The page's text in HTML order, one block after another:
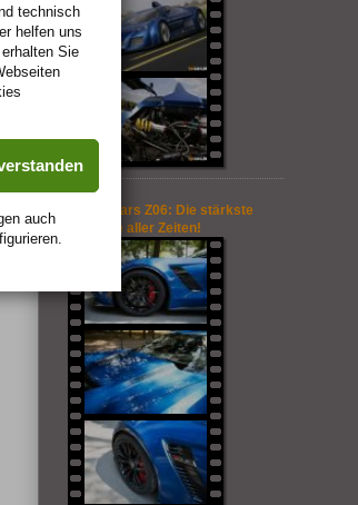
GeigerCars Z06: Die stärkste
Corvette aller Zeiten!
technisch
helfen uns
erhalten Sie
auch